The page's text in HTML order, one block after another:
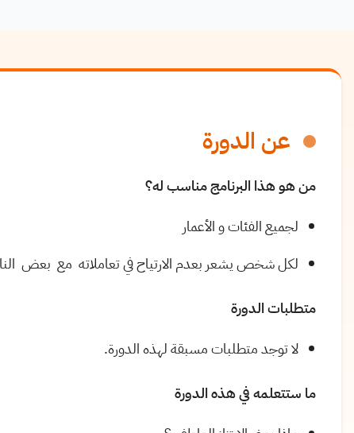
عن الدورة
من هو هذا البرنامج مناسب له؟
لجميع الفئات و الأعمار
لكل شخص يشعر بعدم الارتياح في تعاملاته مع بعض
متطلبات الدورة
لا توجد متطلبات مسبقة لهذه الدورة.
ما ستتعلمه في هذه الدورة